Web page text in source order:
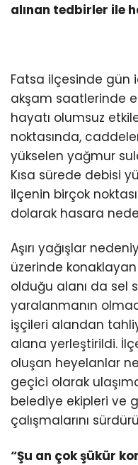
alınan tedbirler ile
Fatsa ilçesinde gün
akşam saatlerinde
hayatı olumsuz
noktasında,
yükselen yağmur
Kısa sürede debisi
ilçenin birçok
dolarak hasara
Aşırı yağışlar
üzerinde
olduğu alanı da sel
yaralanmanın
işçileri alandan
alana yerleştirildi.
oluşan heyelanlar
geçici olarak
belediye ekipleri ve
çalışmalarını
“Şu an çok şükür